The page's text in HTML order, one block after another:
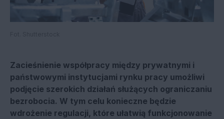
Zacieśnienie współpracy między prywatnymi i
państwowymi instytucjami rynku pracy umożliwi
podjęcie szerokich działań służących ograniczaniu
bezrobocia. W tym celu konieczne będzie
wdrożenie regulacji, które ułatwią funkcjonowanie